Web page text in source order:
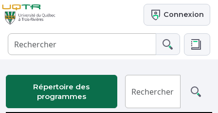
Connexion
Répertoire des
programmes